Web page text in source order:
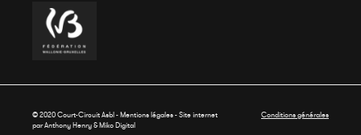
© 2020 Court-Circuit Asbl - Mentions légales - Site internet
par Anthony Henry &Miko Digital
Conditions générales